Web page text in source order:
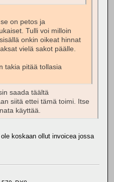
on petos ja
Tulli voi milloin
onkin oikeat hinnat
vielä sakot päälle.
takia pitää tollasia
saada täältä
siitä ettei tämä toimi. Itse
käyttää.
koskaan ollut invoicea jossa